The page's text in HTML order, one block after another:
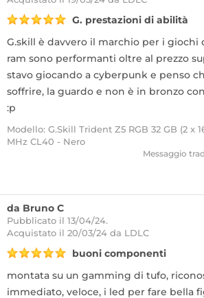
G. prestazioni di abilità
G.skill è davvero il marchio per i giochi
ram sono performanti oltre al prezzo
stavo giocando a cyberpunk e penso
soffrire, la guardo e non è in bronzo
:p
Modello: G.Skill Trident Z5 RGB 32 GB (2 x
MHz CL40 - Nero
Messaggio
da Bruno C
Pubblicato il 13/04/24.
Acquistato il 20/03/24 da LDLC
buoni componenti
montata su un gamming di tufo,
immediato, veloce, i led per fare bella